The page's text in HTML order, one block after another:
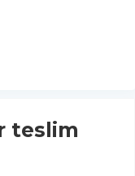
teslim